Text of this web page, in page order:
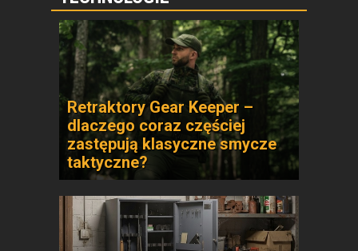
Retraktory Gear Keeper –
dlaczego coraz częściej
zastępują klasyczne smycze
taktyczne?